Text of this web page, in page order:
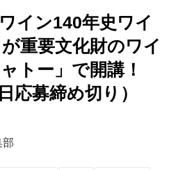
イン140年史ワイ
重要文化財のワイ
トー」で開講！
応募締め切り）
部